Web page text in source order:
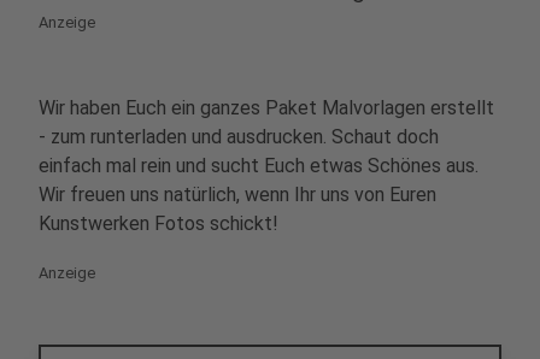
Anzeige
Wir haben Euch ein ganzes Paket Malvorlagen erstellt
- zum runterladen und ausdrucken. Schaut doch
einfach mal rein und sucht Euch etwas Schönes aus.
Wir freuen uns natürlich, wenn Ihr uns von Euren
Kunstwerken Fotos schickt!
Anzeige